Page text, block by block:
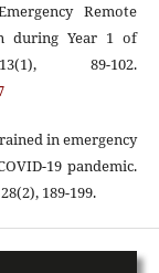
Remote
during Year 1 of
89-102.
in emergency
19 pandemic.
189-199.